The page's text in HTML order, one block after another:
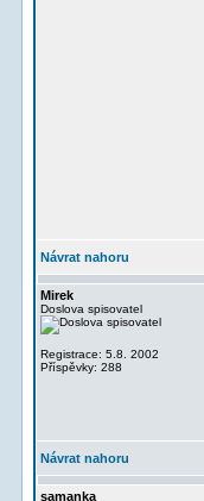
Návrat nahoru
Mirek
Doslova spisovatel
Registrace: 5.8. 2002
Příspěvky: 288
Návrat nahoru
samanka